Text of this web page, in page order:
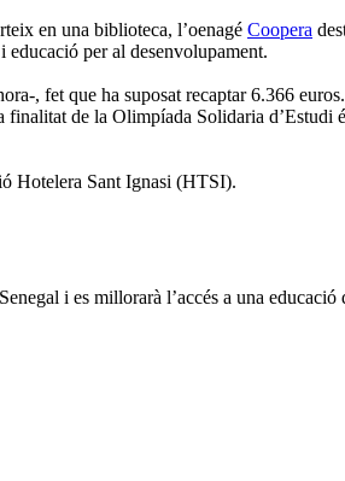
en una biblioteca, l’oenagé Coopera
per al desenvolupament.
, fet que ha suposat recaptar 6.366
de la Olimpíada Solidaria d’Estudi
Hotelera Sant Ignasi (HTSI).
i es millorarà l’accés a una